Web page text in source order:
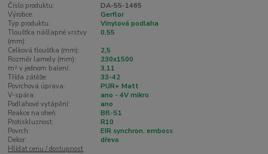
Číslo produktu:
DA-55-1465
Výrobce:
Gerflor
Typ produktu:
Vinylová podlaha
Tloušťka nášlapné vrstvy
(mm):
0,55
Celková tloušťka (mm):
2,5
Rozměr lamely (mm):
230x1500
m² v jednom balení:
3,11
Třída zátěže:
33-42
Povrchová úprava:
PUR+ Matt
V-spára:
ano - 4V mikro
Podlahové vytápění:
ano
Reakce na oheň:
Bfl-S1
Protiskluznost:
R10
Povrch:
EIR synchron. emboss
Dekor:
dřevo
Hlídat cenu / dostupnost